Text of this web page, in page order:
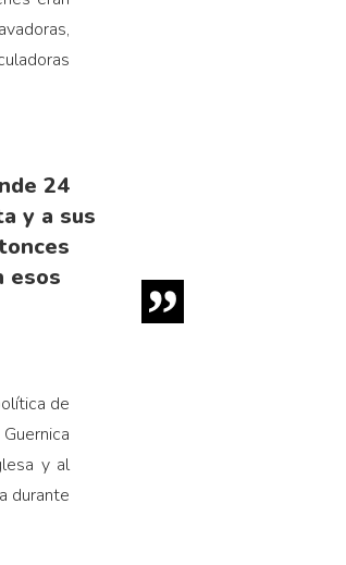
24
y a sus
esos
de
y al
duran­te